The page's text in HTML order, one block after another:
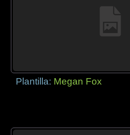
Plantilla: Megan Fox